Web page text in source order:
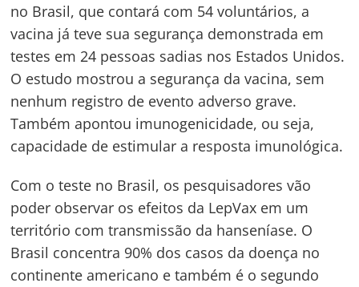
no Brasil, que contará com 54 voluntários, a
vacina já teve sua segurança demonstrada em
testes em 24 pessoas sadias nos Estados Unidos.
O estudo mostrou a segurança da vacina, sem
nenhum registro de evento adverso grave.
Também apontou imunogenicidade, ou seja,
capacidade de estimular a resposta imunológica.
Com o teste no Brasil, os pesquisadores vão
poder observar os efeitos da LepVax em um
território com transmissão da hanseníase. O
Brasil concentra 90% dos casos da doença no
continente americano e também é o segundo